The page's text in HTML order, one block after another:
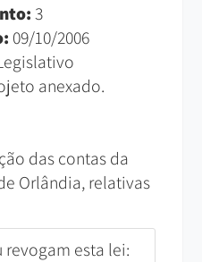
3
09/10/2006
anexado.
das contas da
Orlândia, relativas
esta lei: